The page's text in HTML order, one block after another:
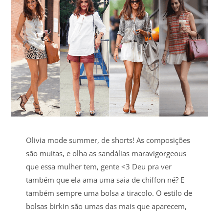
Olivia mode summer, de shorts! As composições
são muitas, e olha as sandálias maravigorgeous
que essa mulher tem, gente <3 Deu pra ver
também que ela ama uma saia de chiffon né? E
também sempre uma bolsa a tiracolo. O estilo de
bolsas birkin são umas das mais que aparecem,